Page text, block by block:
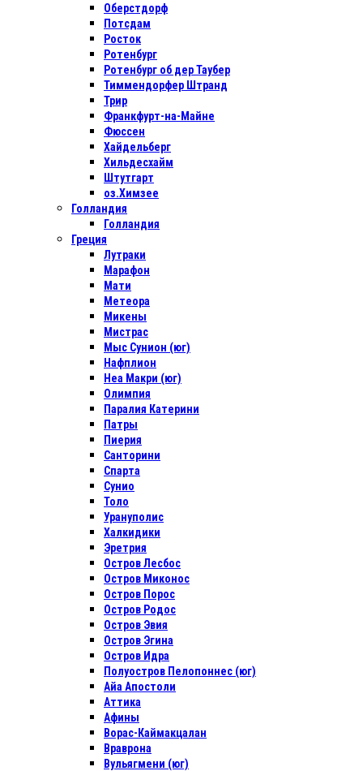
Оберстдорф
Потсдам
Росток
Ротенбург
Ротенбург об дер Таубер
Тиммендорфер Штранд
Трир
Франкфурт-на-Майне
Фюссен
Хайдельберг
Хильдесхайм
Штутгарт
оз.Химзее
Голландия
Голландия
Греция
Лутраки
Марафон
Мати
Метеора
Микены
Мистрас
Мыс Сунион (юг)
Нафплион
Неа Макри (юг)
Олимпия
Паралия Катерини
Патры
Пиерия
Санторини
Спарта
Сунио
Толо
Урануполис
Халкидики
Эретрия
Остров Лесбос
Остров Миконос
Остров Порос
Остров Родос
Остров Эвия
Остров Эгина
Остров Идра
Полуостров Пелопоннес (юг)
Айа Апостоли
Аттика
Афины
Ворас-Каймакцалан
Враврона
Вульягмени (юг)